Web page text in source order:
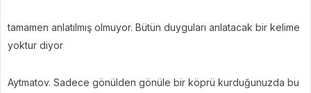
tamamen anlatılmış olmuyor. Bütün duyguları anlatacak bir kelime
yoktur diyor
Aytmatov. Sadece gönülden gönüle bir köprü kurduğunuzda bu